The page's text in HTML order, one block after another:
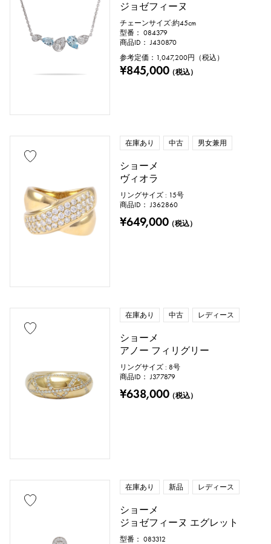
ジョゼフィーヌ
チェーンサイズ:約45cm
型番： 084379
商品ID： J430870
参考定価： 1,047,200円（税込）
¥845,000（税込）
在庫あり 中古 男女兼用
ショーメ
ヴィオラ
リングサイズ : 15号
商品ID： J362860
¥649,000（税込）
在庫あり 中古 レディース
ショーメ
アノー フィリグリー
リングサイズ : 8号
商品ID： J377879
¥638,000（税込）
在庫あり 新品 レディース
ショーメ
ジョゼフィーヌ エグレット
型番： 083312